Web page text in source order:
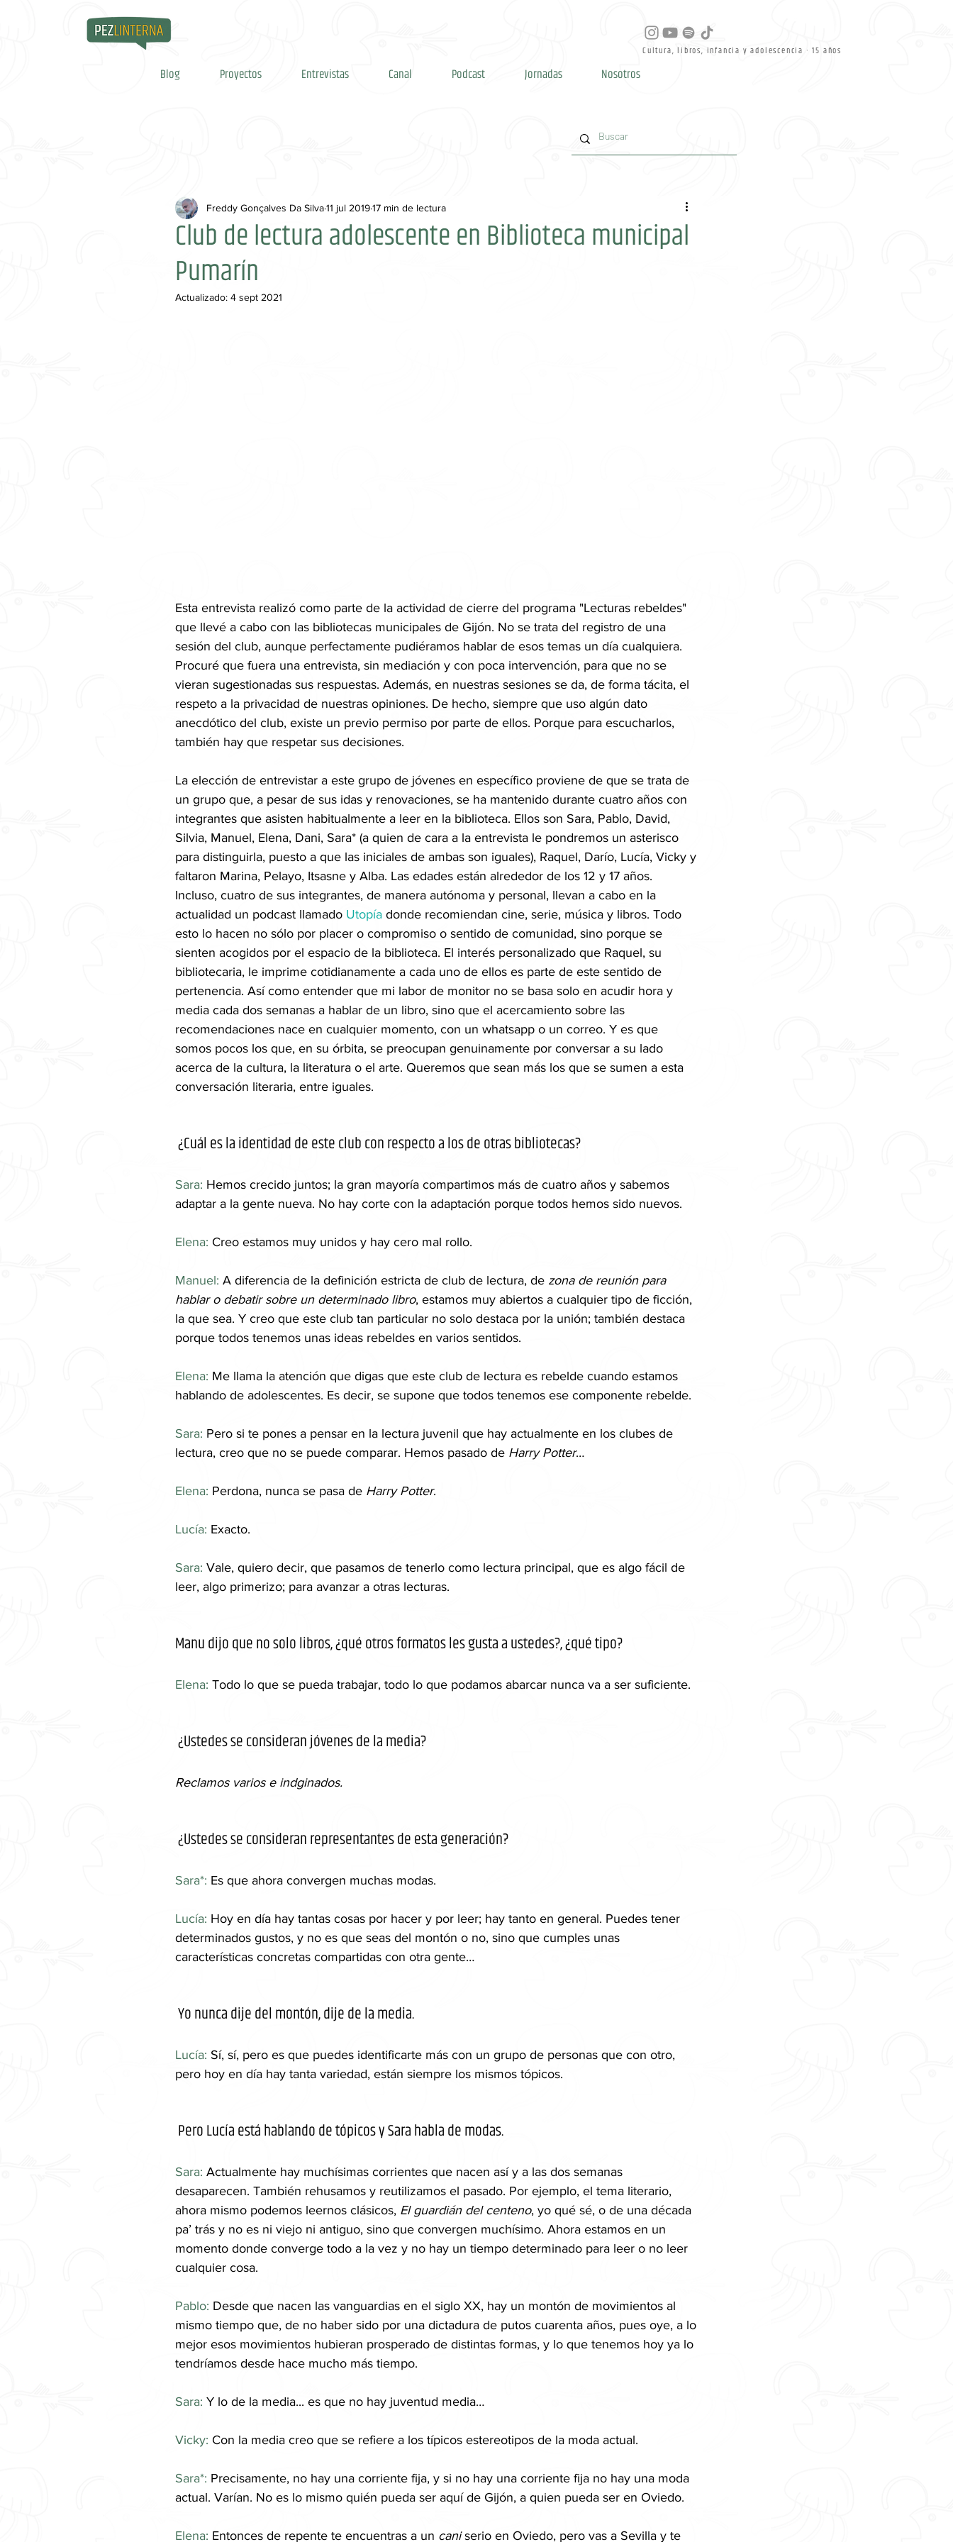
Cultura, libros, infancia y adolescencia · 15 años
Blog Proyectos Entrevistas Canal Podcast Jornadas Nosotros
Club de lectura adolescente en Biblioteca municipal
Pumarín
Freddy Gonçalves Da Silva11 jul 201917 min de lectura
Actualizado: 4 sept 2021
Esta entrevista realizó como parte de la actividad de cierre del programa "Lecturas rebeldes"
que llevé a cabo con las bibliotecas municipales de Gijón. No se trata del registro de una
sesión del club, aunque perfectamente pudiéramos hablar de esos temas un día cualquiera.
Procuré que fuera una entrevista, sin mediación y con poca intervención, para que no se
vieran sugestionadas sus respuestas. Además, en nuestras sesiones se da, de forma tácita, el
respeto a la privacidad de nuestras opiniones. De hecho, siempre que uso algún dato
anecdótico del club, existe un previo permiso por parte de ellos. Porque para escucharlos,
también hay que respetar sus decisiones.
La elección de entrevistar a este grupo de jóvenes en específico proviene de que se trata de
un grupo que, a pesar de sus idas y renovaciones, se ha mantenido durante cuatro años con
integrantes que asisten habitualmente a leer en la biblioteca. Ellos son Sara, Pablo, David,
Silvia, Manuel, Elena, Dani, Sara* (a quien de cara a la entrevista le pondremos un asterisco
para distinguirla, puesto a que las iniciales de ambas son iguales), Raquel, Darío, Lucía, Vicky y
faltaron Marina, Pelayo, Itsasne y Alba. Las edades están alrededor de los 12 y 17 años.
Incluso, cuatro de sus integrantes, de manera autónoma y personal, llevan a cabo en la
actualidad un podcast llamado Utopía donde recomiendan cine, serie, música y libros. Todo
esto lo hacen no sólo por placer o compromiso o sentido de comunidad, sino porque se
sienten acogidos por el espacio de la biblioteca. El interés personalizado que Raquel, su
bibliotecaria, le imprime cotidianamente a cada uno de ellos es parte de este sentido de
pertenencia. Así como entender que mi labor de monitor no se basa solo en acudir hora y
media cada dos semanas a hablar de un libro, sino que el acercamiento sobre las
recomendaciones nace en cualquier momento, con un whatsapp o un correo. Y es que
somos pocos los que, en su órbita, se preocupan genuinamente por conversar a su lado
acerca de la cultura, la literatura o el arte. Queremos que sean más los que se sumen a esta
conversación literaria, entre iguales.
¿Cuál es la identidad de este club con respecto a los de otras bibliotecas?
Sara: Hemos crecido juntos; la gran mayoría compartimos más de cuatro años y sabemos
adaptar a la gente nueva. No hay corte con la adaptación porque todos hemos sido nuevos.
Elena: Creo estamos muy unidos y hay cero mal rollo.
Manuel: A diferencia de la definición estricta de club de lectura, de zona de reunión para
hablar o debatir sobre un determinado libro, estamos muy abiertos a cualquier tipo de ficción,
la que sea. Y creo que este club tan particular no solo destaca por la unión; también destaca
porque todos tenemos unas ideas rebeldes en varios sentidos.
Elena: Me llama la atención que digas que este club de lectura es rebelde cuando estamos
hablando de adolescentes. Es decir, se supone que todos tenemos ese componente rebelde.
Sara: Pero si te pones a pensar en la lectura juvenil que hay actualmente en los clubes de
lectura, creo que no se puede comparar. Hemos pasado de Harry Potter…
Elena: Perdona, nunca se pasa de Harry Potter.
Lucía: Exacto.
Sara: Vale, quiero decir, que pasamos de tenerlo como lectura principal, que es algo fácil de
leer, algo primerizo; para avanzar a otras lecturas.
Manu dijo que no solo libros, ¿qué otros formatos les gusta a ustedes?, ¿qué tipo?
Elena: Todo lo que se pueda trabajar, todo lo que podamos abarcar nunca va a ser suficiente.
¿Ustedes se consideran jóvenes de la media?
Reclamos varios e indginados.
¿Ustedes se consideran representantes de esta generación?
Sara*: Es que ahora convergen muchas modas.
Lucía: Hoy en día hay tantas cosas por hacer y por leer; hay tanto en general. Puedes tener
determinados gustos, y no es que seas del montón o no, sino que cumples unas
características concretas compartidas con otra gente…
Yo nunca dije del montón, dije de la media.
Lucía: Sí, sí, pero es que puedes identificarte más con un grupo de personas que con otro,
pero hoy en día hay tanta variedad, están siempre los mismos tópicos.
Pero Lucía está hablando de tópicos y Sara habla de modas.
Sara: Actualmente hay muchísimas corrientes que nacen así y a las dos semanas
desaparecen. También rehusamos y reutilizamos el pasado. Por ejemplo, el tema literario,
ahora mismo podemos leernos clásicos, El guardián del centeno, yo qué sé, o de una década
pa’ trás y no es ni viejo ni antiguo, sino que convergen muchísimo. Ahora estamos en un
momento donde converge todo a la vez y no hay un tiempo determinado para leer o no leer
cualquier cosa.
Pablo: Desde que nacen las vanguardias en el siglo XX, hay un montón de movimientos al
mismo tiempo que, de no haber sido por una dictadura de putos cuarenta años, pues oye, a lo
mejor esos movimientos hubieran prosperado de distintas formas, y lo que tenemos hoy ya lo
tendríamos desde hace mucho más tiempo.
Sara: Y lo de la media... es que no hay juventud media…
Vicky: Con la media creo que se refiere a los típicos estereotipos de la moda actual.
Sara*: Precisamente, no hay una corriente fija, y si no hay una corriente fija no hay una moda
actual. Varían. No es lo mismo quién pueda ser aquí de Gijón, a quien pueda ser en Oviedo.
Elena: Entonces de repente te encuentras a un cani serio en Oviedo, pero vas a Sevilla y te